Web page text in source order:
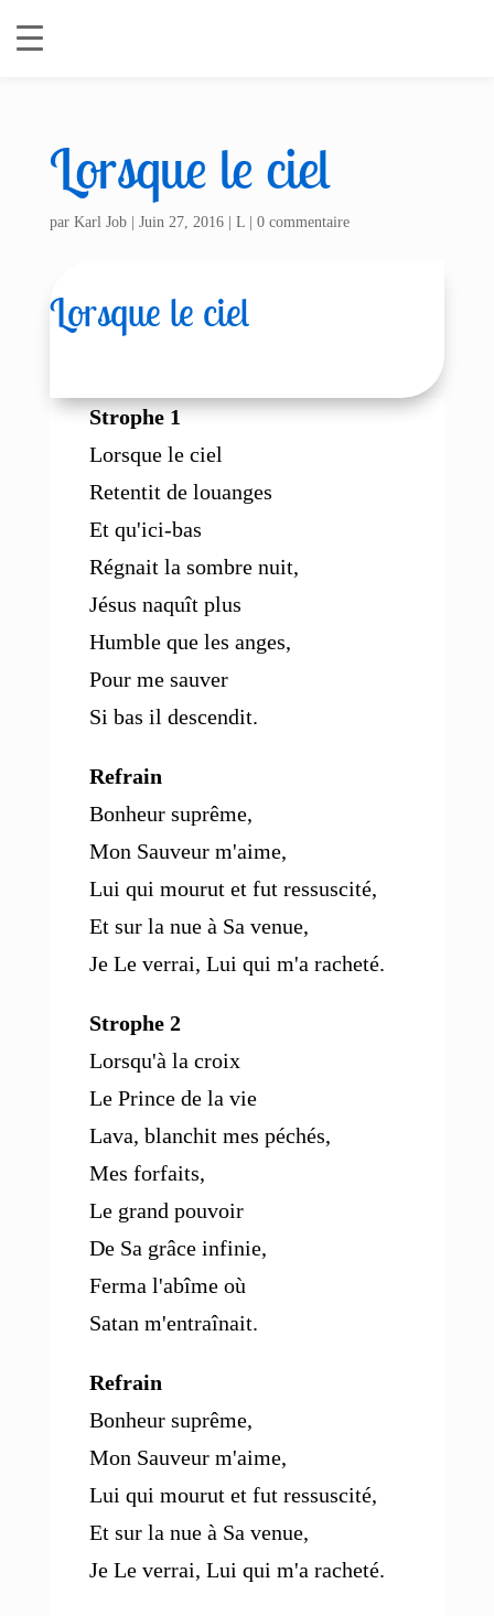
Lorsque le ciel
par Karl Job| Juin 27, 2016| L| 0 commentaire
Lorsque le ciel
Strophe 1
Lorsque le ciel
Retentit de louanges
Et qu'ici-bas
Régnait la sombre nuit,
Jésus naquît plus
Humble que les anges,
Pour me sauver
Si bas il descendit.
Refrain
Bonheur suprême,
Mon Sauveur m'aime,
Lui qui mourut et fut ressuscité,
Et sur la nue à Sa venue,
Je Le verrai, Lui qui m'a racheté.
Strophe 2
Lorsqu'à la croix
Le Prince de la vie
Lava, blanchit mes péchés,
Mes forfaits,
Le grand pouvoir
De Sa grâce infinie,
Ferma l'abîme où
Satan m'entraînait.
Refrain
Bonheur suprême,
Mon Sauveur m'aime,
Lui qui mourut et fut ressuscité,
Et sur la nue à Sa venue,
Je Le verrai, Lui qui m'a racheté.